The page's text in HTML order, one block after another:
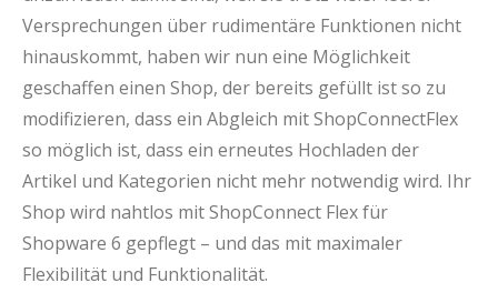
Versprechungen über rudimentäre Funktionen nicht
hinauskommt, haben wir nun eine Möglichkeit
geschaffen einen Shop, der bereits gefüllt ist so zu
modifizieren, dass ein Abgleich mit ShopConnectFlex
so möglich ist, dass ein erneutes Hochladen der
Artikel und Kategorien nicht mehr notwendig wird. Ihr
Shop wird nahtlos mit ShopConnect Flex für
Shopware 6 gepflegt – und das mit maximaler
Flexibilität und Funktionalität.